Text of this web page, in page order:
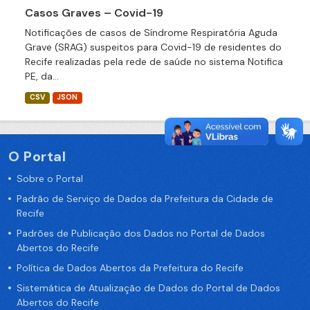
Casos Graves – Covid-19
Notificações de casos de Síndrome Respiratória Aguda
Grave (SRAG) suspeitos para Covid-19 de residentes do
Recife realizadas pela rede de saúde no sistema Notifica
PE, da...
CSV JSON
O Portal
Sobre o Portal
Padrão de Serviço de Dados da Prefeitura da Cidade de
Recife
Padrões de Publicação dos Dados no Portal de Dados
Abertos do Recife
Política de Dados Abertos da Prefeitura do Recife
Sistemática de Atualização de Dados do Portal de Dados
Abertos do Recife